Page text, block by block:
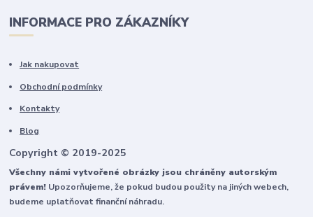
INFORMACE PRO ZÁKAZNÍKY
Jak nakupovat
Obchodní podmínky
Kontakty
Blog
Copyright © 2019-2025
Všechny námi vytvořené obrázky jsou chráněny autorským
právem! Upozorňujeme, že pokud budou použity na jiných webech,
budeme uplatňovat finanční náhradu.